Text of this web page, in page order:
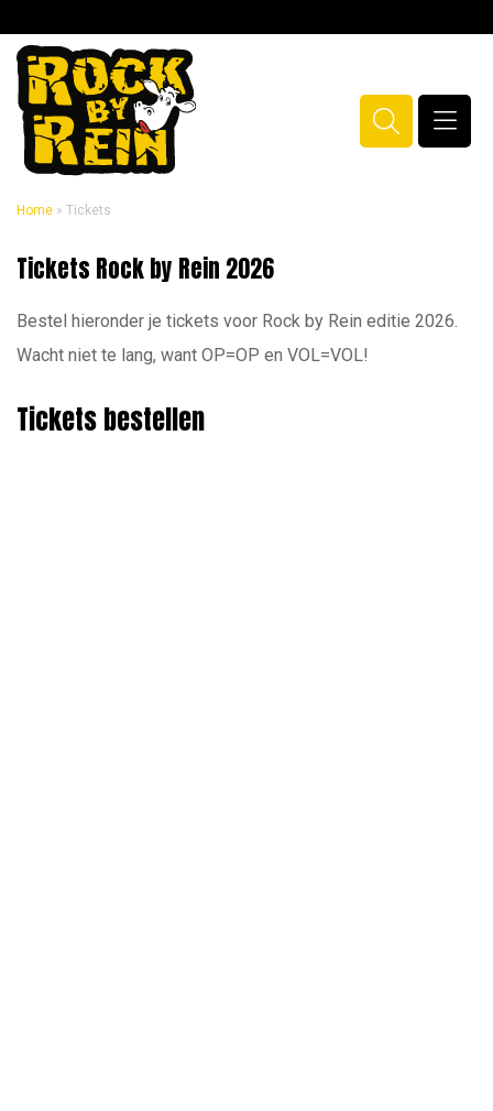
Rock by Rein
Home » Tickets
Tickets Rock by Rein 2026
Bestel hieronder je tickets voor Rock by Rein editie 2026.
Wacht niet te lang, want OP=OP en VOL=VOL!
Tickets bestellen